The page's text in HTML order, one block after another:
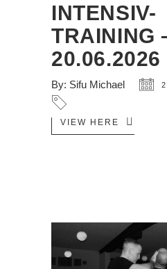
INTENSIV-
TRAINING
20.06.2026
By: Sifu Michael
VIEW HERE